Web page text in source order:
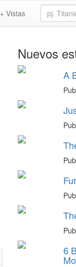
+ Vistas
Nuevos
A
6